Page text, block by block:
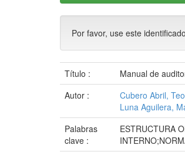
Por favor, use este
Título :
Manual de
Autor :
Cubero Abril,
Luna Aguilera,
Palabras
clave :
ESTRUCTURA